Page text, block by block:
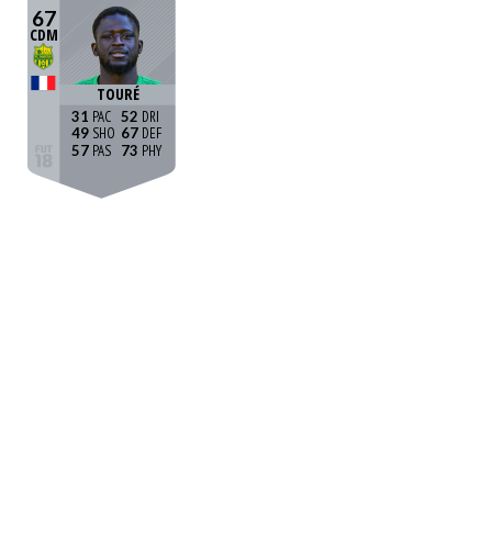
67
CDM
TOURÉ
31
49
57
52
67
73